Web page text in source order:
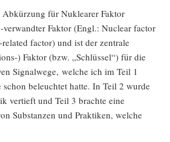
für Nuklearer Faktor
Faktor (Engl.: Nuclear factor
factor) und ist der zentrale
) Faktor (bzw. „Schlüssel“) für die
Signalwege, welche ich im Teil 1
schon beleuchtet hatte. In Teil 2 wurde
vertieft und Teil 3 brachte eine
Substanzen und Praktiken, welche